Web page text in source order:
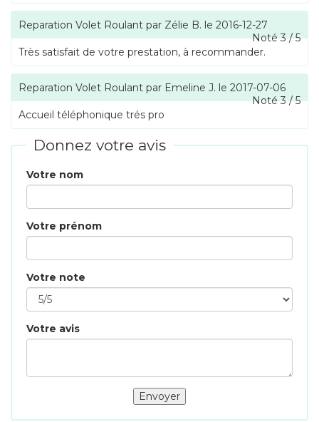
Reparation Volet Roulant par Zélie B. le 2016-12-27
Noté3/5
Très satisfait de votre prestation, à recommander.
Reparation Volet Roulant par Emeline J. le 2017-07-06
Noté3/5
Accueil téléphonique trés pro
Donnez votre avis
Votre nom
Votre prénom
Votre note
Votre avis